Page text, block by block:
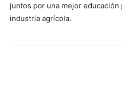
juntos por una mejor educación
industria agrícola.